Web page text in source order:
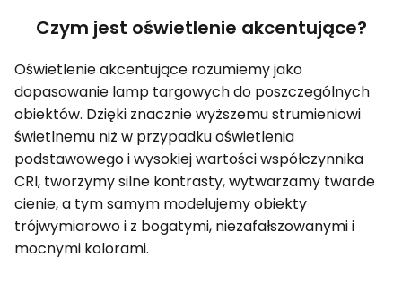
Czym jest oświetlenie akcentujące?
Oświetlenie akcentujące rozumiemy jako
dopasowanie lamp targowych do poszczególnych
obiektów. Dzięki znacznie wyższemu strumieniowi
świetlnemu niż w przypadku oświetlenia
podstawowego i wysokiej wartości współczynnika
CRI, tworzymy silne kontrasty, wytwarzamy twarde
cienie, a tym samym modelujemy obiekty
trójwymiarowo i z bogatymi, niezafałszowanymi i
mocnymi kolorami.